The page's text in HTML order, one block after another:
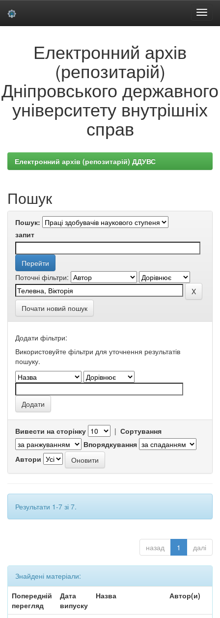
Електронний архів
(репозитарій)
Дніпровського державного
університету внутрішніх
справ
Електронний архів (репозитарій) ДДУВС
Пошук
Пошук:
запит
Поточні фільтри:
Почати новий пошук
Додати фільтри:
Використовуйте фільтри для уточнення результатів
пошуку.
Вивести на сторінку | Сортування
Впорядкування
Автори
Результати 1-7 зі 7.
назад 1 далі
Знайдені матеріали:
Попередній
перегляд
Дата
випуску
Назва Автор(и)